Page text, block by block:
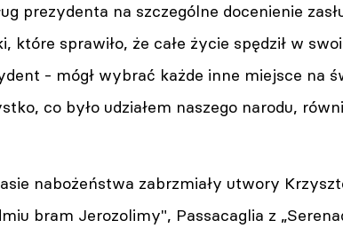
prezydenta na szczególne docenienie
które sprawiło, że całe życie spędził w
- mógł wybrać każde inne miejsce na
co było udziałem naszego narodu,
nabożeństwa zabrzmiały utwory
bram Jerozolimy", Passacaglia z